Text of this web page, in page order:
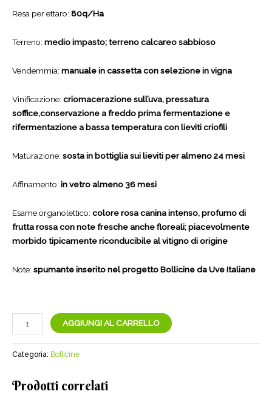
Resa per ettaro: 80q/Ha
Terreno: medio impasto; terreno calcareo sabbioso
Vendemmia: manuale in cassetta con selezione in vigna
Vinificazione: criomacerazione sull’uva, pressatura
soffice,conservazione a freddo prima fermentazione e
rifermentazione a bassa temperatura con lieviti criofili
Maturazione: sosta in bottiglia sui lieviti per almeno 24 mesi
Affinamento: in vetro almeno 36 mesi
Esame organolettico: colore rosa canina intenso, profumo di
frutta rossa con note fresche anche floreali; piacevolmente
morbido tipicamente riconducibile al vitigno di origine
Note: spumante inserito nel progetto Bollicine da Uve Italiane
Nebbiolo
Rosé
Cassa
AGGIUNGI AL CARRELLO
Categoria: Bollicine
Prodotti correlati